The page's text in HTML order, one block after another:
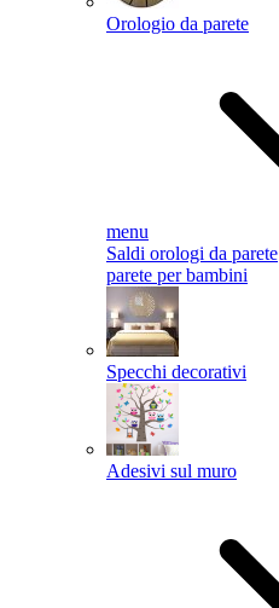
Orologio da parete
menu
Saldi orologi da parete
parete per bambini
Specchi decorativi
Adesivi sul muro